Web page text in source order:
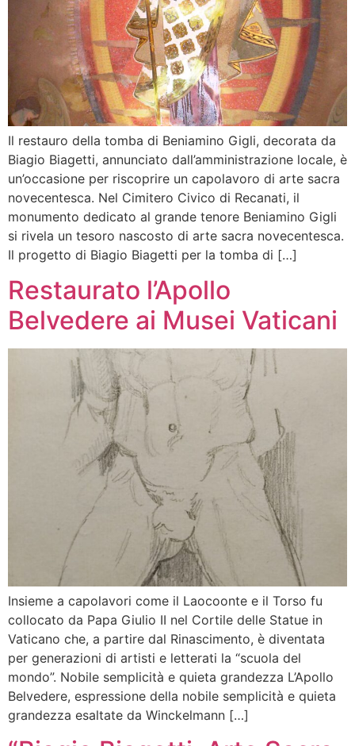
Il restauro della tomba di Beniamino Gigli, decorata da
Biagio Biagetti, annunciato dall’amministrazione locale, è
un’occasione per riscoprire un capolavoro di arte sacra
novecentesca. Nel Cimitero Civico di Recanati, il
monumento dedicato al grande tenore Beniamino Gigli
si rivela un tesoro nascosto di arte sacra novecentesca.
Il progetto di Biagio Biagetti per la tomba di […]
Restaurato l’Apollo
Belvedere ai Musei Vaticani
Insieme a capolavori come il Laocoonte e il Torso fu
collocato da Papa Giulio II nel Cortile delle Statue in
Vaticano che, a partire dal Rinascimento, è diventata
per generazioni di artisti e letterati la “scuola del
mondo”. Nobile semplicità e quieta grandezza L’Apollo
Belvedere, espressione della nobile semplicità e quieta
grandezza esaltate da Winckelmann […]